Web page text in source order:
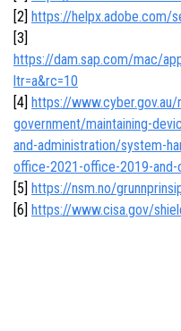
[2] https://helpx.adobe.com/
[3]
https://dam.sap.com/mac/
ltr=a&rc=10
[4] https://
government/maintaining-
and-administration/system-
office-2021-office-2019-
[5] https://nsm.no/
[6] https://www.cisa.gov/